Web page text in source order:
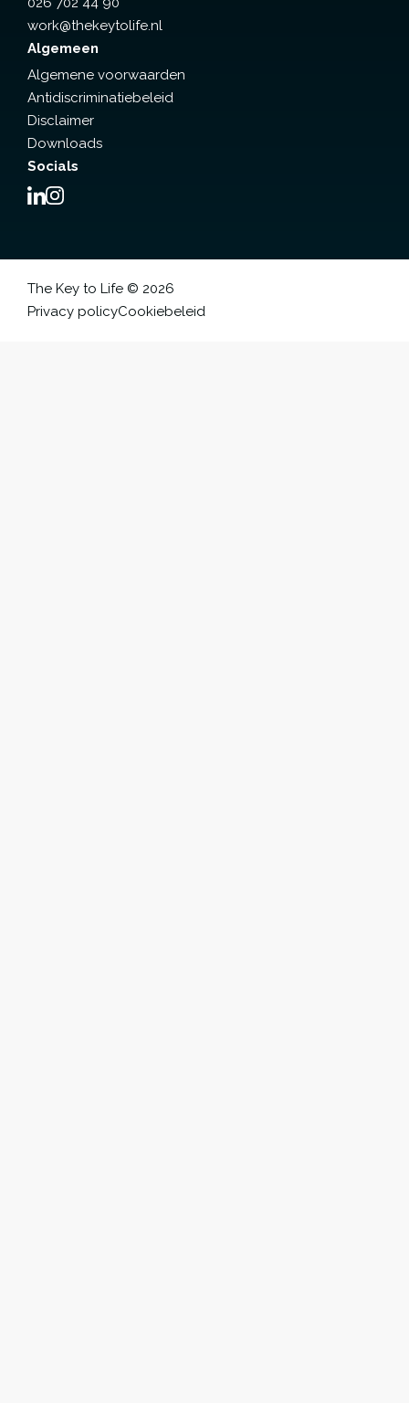
work@thekeytolife.nl
Algemeen
Algemene voorwaarden
Antidiscriminatiebeleid
Disclaimer
Downloads
Socials
The Key to Life © 2026
Privacy policyCookiebeleid